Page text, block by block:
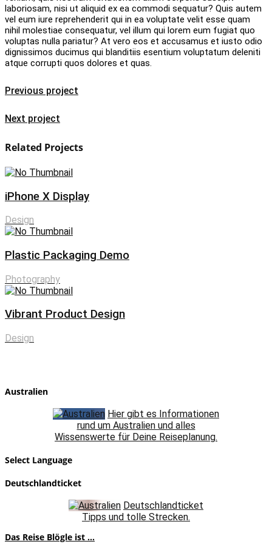
laboriosam, nisi ut aliquid ex ea commodi sequatur? Quis autem
vel eum iure reprehenderit qui in ea voluptate velit esse quam
nihil molestiae consequatur, vel illum qui lorem eum fugiat quo
voluptas nulla pariatur? At vero eos et accusamus et iusto odio
dignissimos ducimus qui blanditiis esentium voluptatum deleniti
atque corrupti quos dolores et quas.
Previous project
Next project
Related Projects
iPhone X Display
Design
Plastic Packaging Demo
Photography
Vibrant Product Design
Design
Australien
Hier gibt es Informationen
rund um Australien und alles
Wissenswerte für Deine Reiseplanung.
Select Language
Deutschlandticket
Deutschlandticket
Tipps und tolle Strecken.
Das Reise Blögle ist ...